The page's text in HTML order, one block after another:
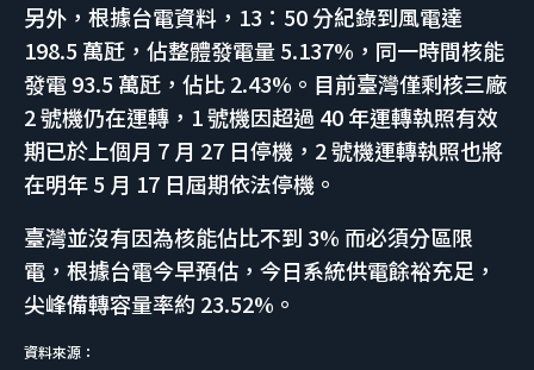
另外，根據台電資料，13：50 分紀錄到風電達
198.5 萬瓩，佔整體發電量 5.137%，同一時間核能
發電 93.5 萬瓩，佔比 2.43%。目前臺灣僅剩核三廠
2 號機仍在運轉，1 號機因超過 40 年運轉執照有效
期已於上個月 7 月 27 日停機，2 號機運轉執照也將
在明年 5 月 17 日屆期依法停機。
臺灣並沒有因為核能佔比不到 3% 而必須分區限
電，根據台電今早預估，今日系統供電餘裕充足，
尖峰備轉容量率約 23.52%。
資料來源：